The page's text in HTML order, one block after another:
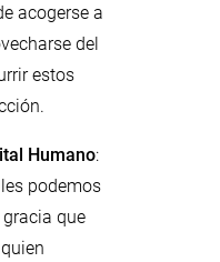
acogerse a
del
estos
Humano:
podemos
que